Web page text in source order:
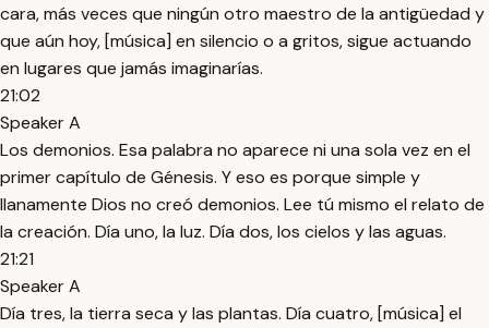
cara, más veces que ningún otro maestro de la antigüedad y
que aún hoy, [música] en silencio o a gritos, sigue actuando
en lugares que jamás imaginarías.
21:02
Speaker A
Los demonios. Esa palabra no aparece ni una sola vez en el
primer capítulo de Génesis. Y eso es porque simple y
llanamente Dios no creó demonios. Lee tú mismo el relato de
la creación. Día uno, la luz. Día dos, los cielos y las aguas.
21:21
Speaker A
Día tres, la tierra seca y las plantas. Día cuatro, [música] el